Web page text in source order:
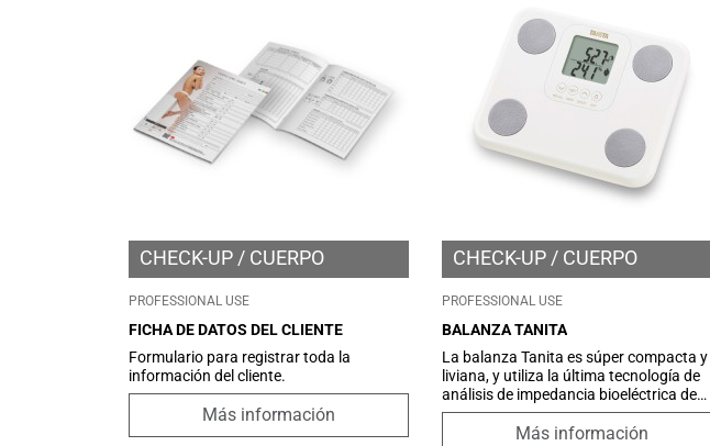
CHECK-UP CUERPO
PROFESSIONAL USE
FICHA DE DATOS DEL CLIENTE
Formulario para registrar toda la
información del cliente.
Más información
CHECK-UP CUERPO
PROFESSIONAL USE
BALANZA TANITA
La balanza Tanita es súper compacta y
liviana, y utiliza la última tecnología de
análisis de impedancia bioeléctrica de
doble frecuencia (BIA) de Tanita para
garantizar el más alto nivel de
Más información